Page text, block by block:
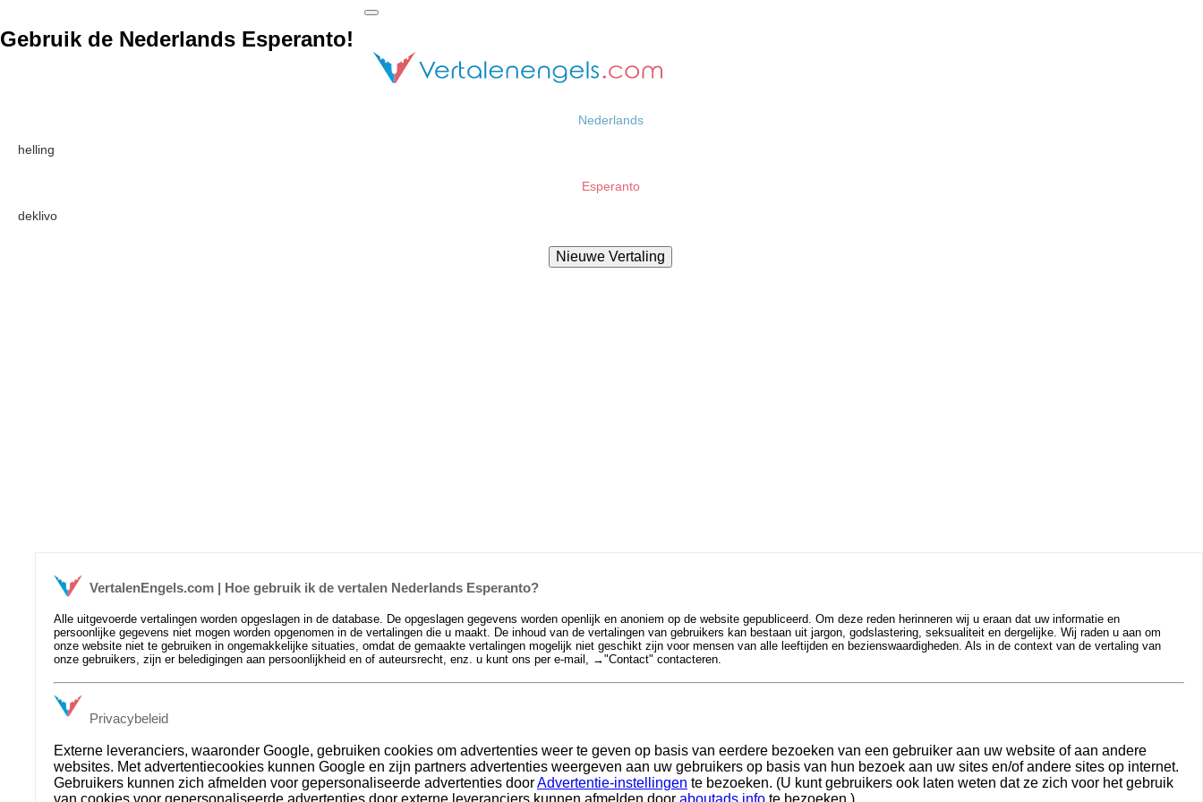
Gebruik de Nederlands Esperanto!
Nederlands
helling
Esperanto
deklivo
VertalenEngels.com | Hoe gebruik ik de vertalen Nederlands Esperanto?
Alle uitgevoerde vertalingen worden opgeslagen in de database. De opgeslagen gegevens worden openlijk en anoniem op de website gepubliceerd. Om deze reden herinneren wij u eraan dat uw informatie en
persoonlijke gegevens niet mogen worden opgenomen in de vertalingen die u maakt. De inhoud van de vertalingen van gebruikers kan bestaan uit jargon, godslastering, seksualiteit en dergelijke. Wij raden u aan om
onze website niet te gebruiken in ongemakkelijke situaties, omdat de gemaakte vertalingen mogelijk niet geschikt zijn voor mensen van alle leeftijden en bezienswaardigheden. Als in de context van de vertaling van
onze gebruikers, zijn er beledigingen aan persoonlijkheid en of auteursrecht, enz. u kunt ons per e-mail, →"Contact" contacteren.
Privacybeleid
Externe leveranciers, waaronder Google, gebruiken cookies om advertenties weer te geven op basis van eerdere bezoeken van een gebruiker aan uw website of aan andere
websites. Met advertentiecookies kunnen Google en zijn partners advertenties weergeven aan uw gebruikers op basis van hun bezoek aan uw sites en/of andere sites op internet.
Gebruikers kunnen zich afmelden voor gepersonaliseerde advertenties doorAdvertentie-instellingen te bezoeken. (U kunt gebruikers ook laten weten dat ze zich voor het gebruik
van cookies voor gepersonaliseerde advertenties door externe leveranciers kunnen afmelden door aboutads.info te bezoeken.)